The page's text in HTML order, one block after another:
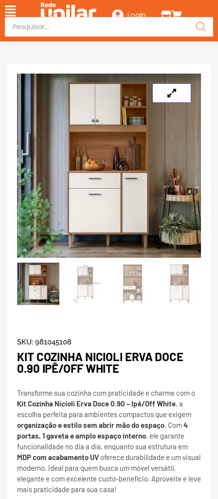
Login
SKU: 981045108
KIT COZINHA NICIOLI ERVA DOCE
0.90 IPÊ/OFF WHITE
Transforme sua cozinha com praticidade e charme com o
Kit Cozinha Nicioli Erva Doce 0.90 – Ipê/Off White, a
escolha perfeita para ambientes compactos que exigem
organização e estilo sem abrir mão do espaço. Com4
portas, 1 gaveta e amplo espaço interno, ele garante
funcionalidade no dia a dia, enquanto sua estrutura em
MDP com acabamento UV oferece durabilidade e um visual
moderno. Ideal para quem busca um móvel versátil,
elegante e com excelente custo-benefício. Aproveite e leve
mais praticidade para sua casa!